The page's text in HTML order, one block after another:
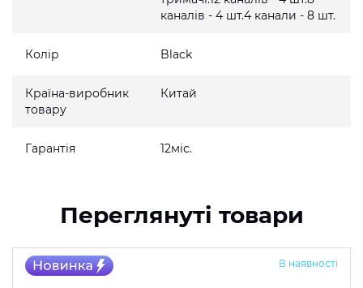
каналів - 4 шт.4 канали - 8 шт.
Колір Black
Країна-виробник
товару
Китай
Гарантія 12міс.
Переглянуті товари
В наявності